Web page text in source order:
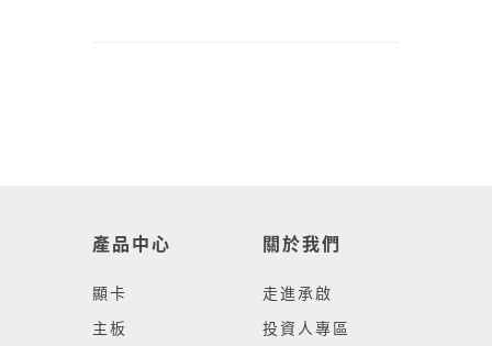
產品中心
顯卡
主板
關於我們
走進承啟
投資人專區